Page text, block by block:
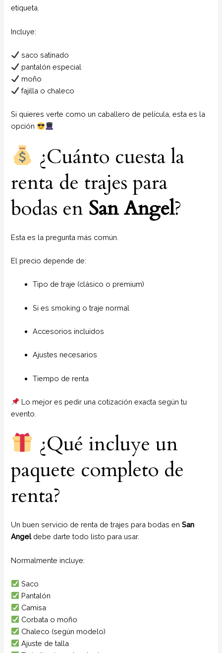
etiqueta.
Incluye:
saco satinado
pantalón especial
moño
fajilla o chaleco
Si quieres verte como un caballero de película, esta es la
opción
¿Cuánto cuesta la
renta de trajes para
bodas en San Angel?
Esta es la pregunta más común.
El precio depende de:
Tipo de traje (clásico o premium)
Si es smoking o traje normal
Accesorios incluidos
Ajustes necesarios
Tiempo de renta
Lo mejor es pedir una cotización exacta según tu
evento.
¿Qué incluye un
paquete completo de
renta?
Un buen servicio de renta de trajes para bodas enSan
Angel debe darte todo listo para usar.
Normalmente incluye:
Saco
Pantalón
Camisa
Corbata o moño
Chaleco (según modelo)
Ajuste de talla